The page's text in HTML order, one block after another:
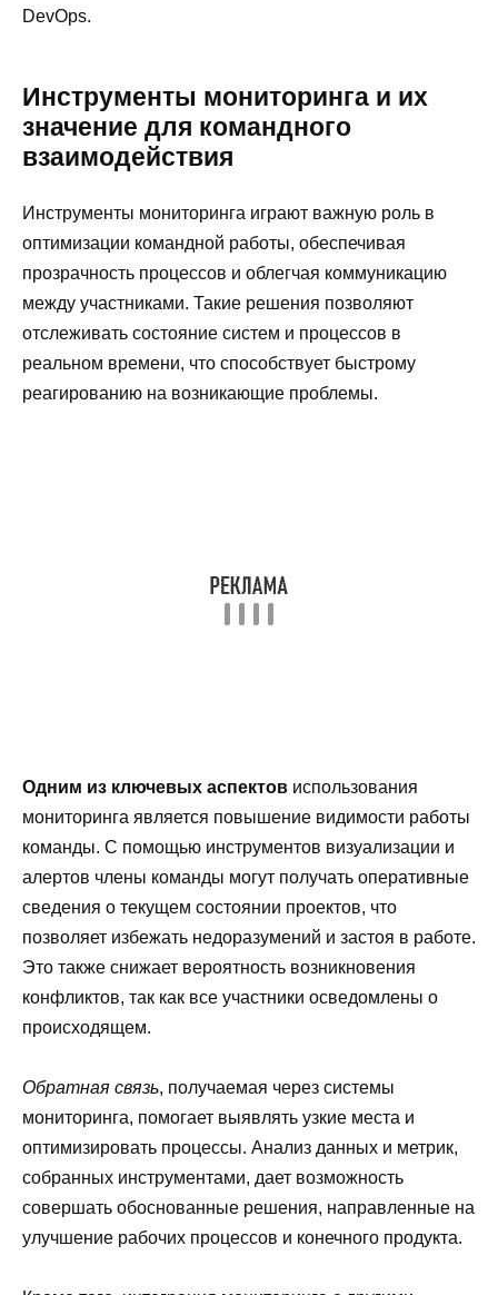
DevOps.
Инструменты мониторинга и их
значение для командного
взаимодействия
Инструменты мониторинга играют важную роль в
оптимизации командной работы, обеспечивая
прозрачность процессов и облегчая коммуникацию
между участниками. Такие решения позволяют
отслеживать состояние систем и процессов в
реальном времени, что способствует быстрому
реагированию на возникающие проблемы.
Одним из ключевых аспектов использования
мониторинга является повышение видимости работы
команды. С помощью инструментов визуализации и
алертов члены команды могут получать оперативные
сведения о текущем состоянии проектов, что
позволяет избежать недоразумений и застоя в работе.
Это также снижает вероятность возникновения
конфликтов, так как все участники осведомлены о
происходящем.
Обратная связь, получаемая через системы
мониторинга, помогает выявлять узкие места и
оптимизировать процессы. Анализ данных и метрик,
собранных инструментами, дает возможность
совершать обоснованные решения, направленные на
улучшение рабочих процессов и конечного продукта.